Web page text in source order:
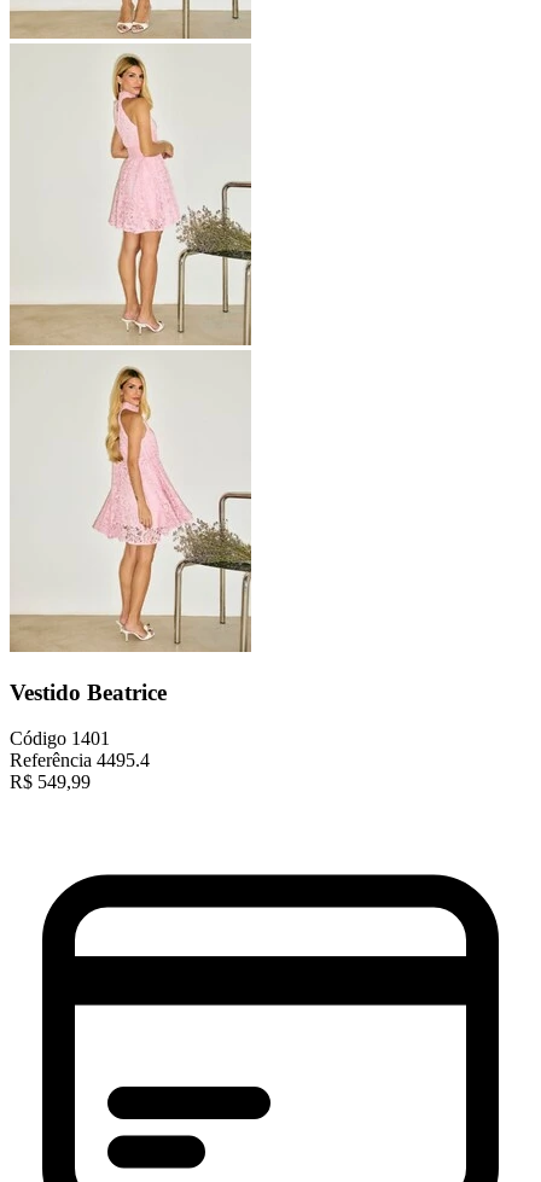
Vestido Beatrice
Código 1401
Referência 4495.4
R$ 549,99